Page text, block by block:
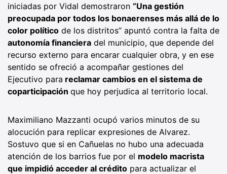
iniciadas por Vidal demostraron “Una gestión
preocupada por todos los bonaerenses más allá de lo
color político de los distritos” apuntó contra la falta de
autonomía financiera del municipio, que depende del
recurso externo para encarar cualquier obra, y en ese
sentido se ofreció a acompañar gestiones del
Ejecutivo para reclamar cambios en el sistema de
coparticipación que hoy perjudica al territorio local.
Maximiliano Mazzanti ocupó varios minutos de su
alocución para replicar expresiones de Alvarez.
Sostuvo que si en Cañuelas no hubo una adecuada
atención de los barrios fue por el modelo macrista
que impidió acceder al crédito para actualizar el